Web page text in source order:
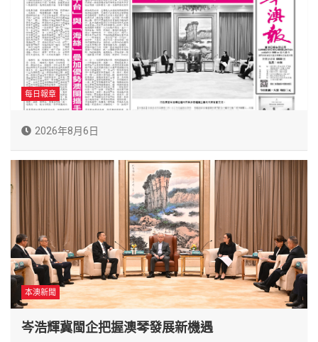
每日報章
2026年8月6日
本澳新聞
岑浩輝冀閩企把握澳琴發展新機遇